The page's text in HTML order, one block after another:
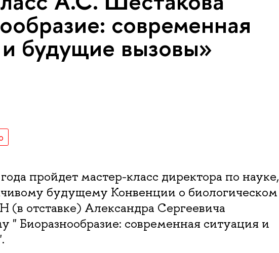
современная
будущие вызовы»
пройдет мастер-класс директора по науке,
будущему Конвенции о биологическом
(в отставке) Александра Сергеевича
" Биоразнообразие: современная ситуация и